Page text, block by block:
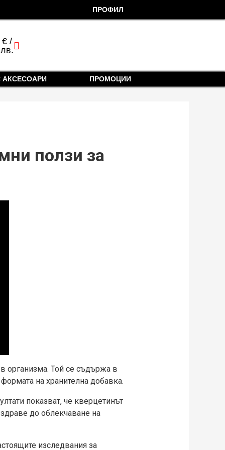
ПРОФИЛ
€/ cart
АКСЕСОАРИ ПРОМОЦИИ
ползи за
организма. Той се съдържа в
на хранителна добавка.
показват, че квeрцетинът
до облекчаване на
изследвания за